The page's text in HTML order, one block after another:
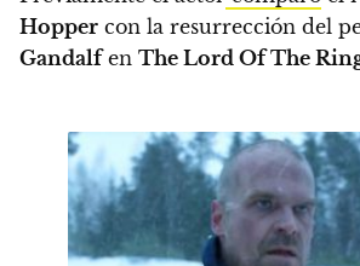
Hopper con la resurrección del
Gandalfen The Lord Of The